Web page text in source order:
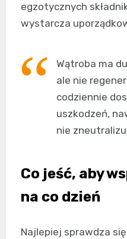
egzotycznych
wystarcza
Wątroba ma
ale nie
codziennie
uszkodzeń,
nie
Co jeść, aby
na co dzień
Najlepiej sprawdza